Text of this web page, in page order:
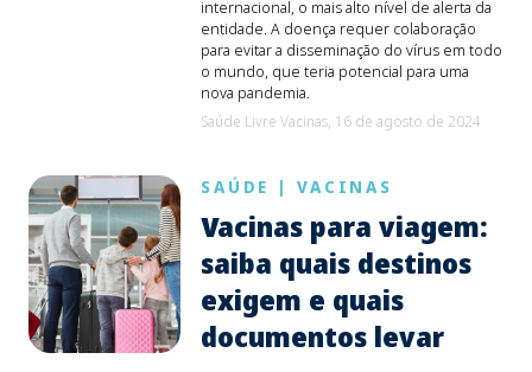
internacional, o mais alto nível de alerta da
entidade. A doença requer colaboração
para evitar a disseminação do vírus em todo
o mundo, que teria potencial para uma
nova pandemia.
Saúde Livre Vacinas, 16 de agosto de 2024
SAÚDE | VACINAS
Vacinas para viagem:
saiba quais destinos
exigem e quais
documentos levar